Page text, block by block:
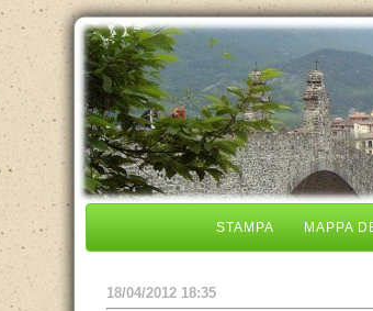
STAMPA MAPPA
18/04/2012 18:35